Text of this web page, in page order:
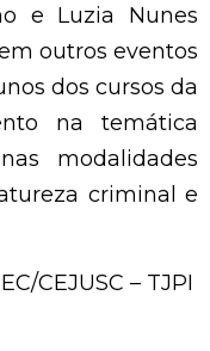
e Luzia Nunes
outros eventos
dos cursos da
na temática
modalidades
criminal e
CEJUSC – TJPI